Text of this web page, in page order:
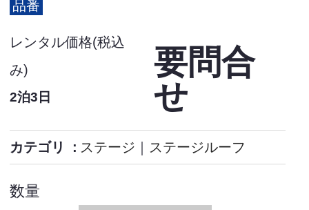
品番
レンタル価格(税込
み)
2泊3日
要問合
せ
カテゴリ ステージ ステージルーフ
数量